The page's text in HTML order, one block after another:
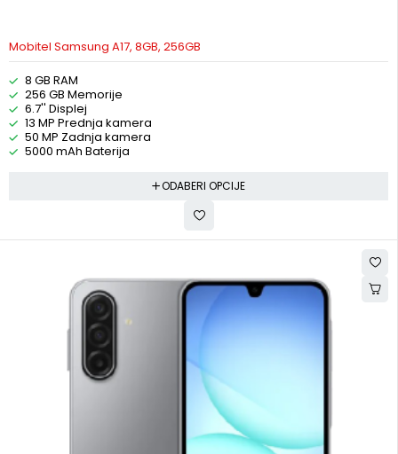
Mobitel Samsung A17, 8GB, 256GB
8 GB RAM
256 GB Memorije
6.7'' Displej
13 MP Prednja kamera
50 MP Zadnja kamera
5000 mAh Baterija
ODABERI OPCIJE